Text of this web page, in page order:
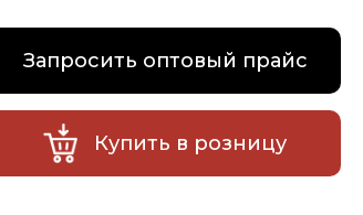
Запросить оптовый прайс
Купить в розницу